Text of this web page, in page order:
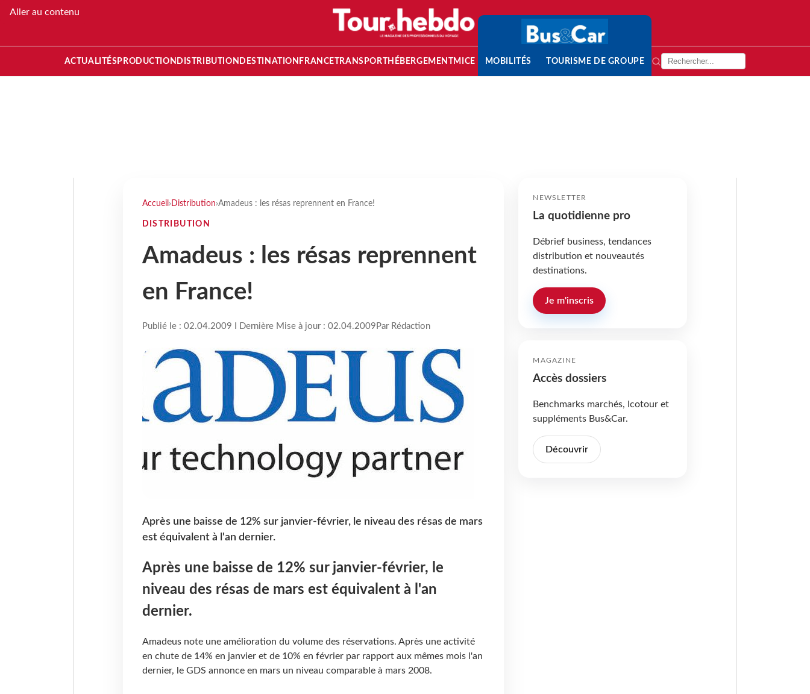
Aller au contenu
ACTUALITÉS PRODUCTION DISTRIBUTION DESTINATION FRANCETRANSPORT HÉBERGEMENTMICE MOBILITÉS TOURISME DE GROUPE
Accueil › Distribution›Amadeus : les résas reprennent en France!
DISTRIBUTION
Amadeus : les résas reprennent
en France!
Publié le : 02.04.2009 I Dernière Mise à jour : 02.04.2009 Par Rédaction
Après une baisse de 12% sur janvier-février, le niveau des résas de mars
est équivalent à l'an dernier.
Après une baisse de 12% sur janvier-février, le
niveau des résas de mars est équivalent à l'an
dernier.
Amadeus note une amélioration du volume des réservations. Après une activité
en chute de 14% en janvier et de 10% en février par rapport aux mêmes mois l'an
dernier, le GDS annonce en mars un niveau comparable à mars 2008.
NEWSLETTER
La quotidienne pro
Débrief business, tendances
distribution et nouveautés
destinations.
Je m'inscris
MAGAZINE
Accès dossiers
Benchmarks marchés, Icotour et
suppléments Bus&Car.
Découvrir